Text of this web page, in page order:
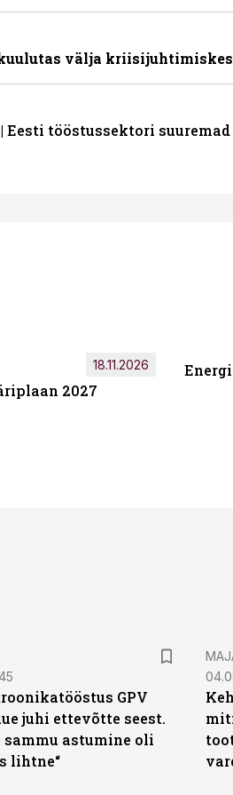
välja
| Eesti tööstussektori
2027
18.11.2026
GPV
juhi ettevõtte seest.
sammu astumine oli
lihtne“